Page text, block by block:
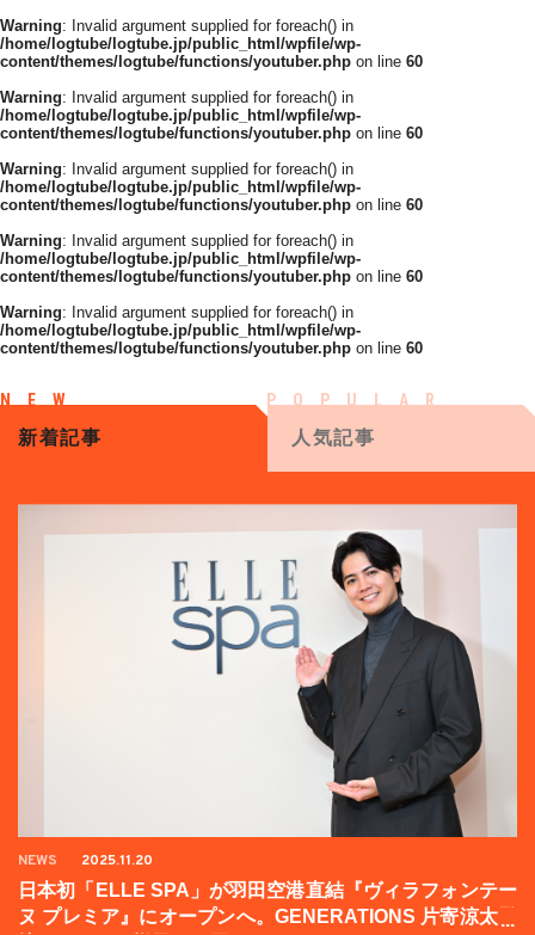
Warning: Invalid argument supplied for foreach() in
/home/logtube/logtube.jp/public_html/wpfile/wp-
content/themes/logtube/functions/youtuber.php on line 60
Warning: Invalid argument supplied for foreach() in
/home/logtube/logtube.jp/public_html/wpfile/wp-
content/themes/logtube/functions/youtuber.php on line 60
Warning: Invalid argument supplied for foreach() in
/home/logtube/logtube.jp/public_html/wpfile/wp-
content/themes/logtube/functions/youtuber.php on line 60
Warning: Invalid argument supplied for foreach() in
/home/logtube/logtube.jp/public_html/wpfile/wp-
content/themes/logtube/functions/youtuber.php on line 60
Warning: Invalid argument supplied for foreach() in
/home/logtube/logtube.jp/public_html/wpfile/wp-
content/themes/logtube/functions/youtuber.php on line 60
新着記事 人気記事
NEWS 2025.11.20
日本初「ELLE SPA」が羽田空港直結『ヴィラフォンテー
ヌ プレミア』にオープンへ。GENERATIONS 片寄涼太登